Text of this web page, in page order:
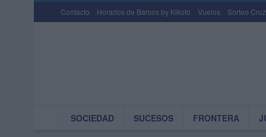
Contacto Horarios de Barcos by Kikoto Vuelos Sorteo
SOCIEDAD SUCESOS FRONTERA